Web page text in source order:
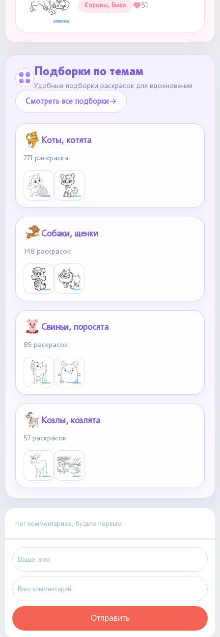
Коровы, Быки 51
Подборки по темам
Удобные подборки раскрасок для вдохновения
Смотреть все подборки
Коты, котята
271 раскраска
Собаки, щенки
148 раскрасок
Свиньи, поросята
85 раскрасок
Козлы, козлята
57 раскрасок
Нет комментариев, будьте первым
Отправить